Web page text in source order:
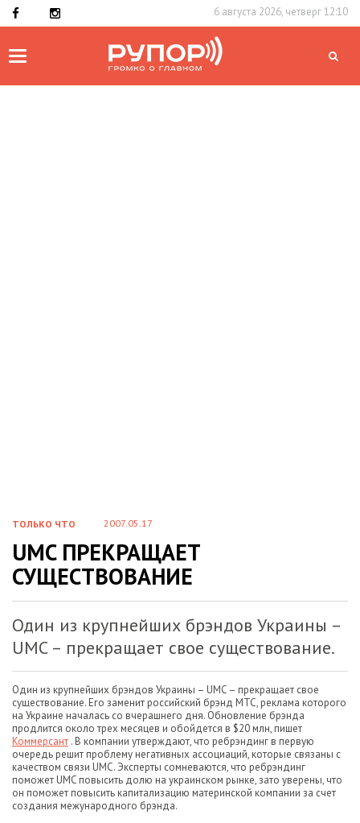
6 августа 2026, четверг 12:10
Toggle
ТОЛЬКО ЧТО 2007.05.17
UMC ПРЕКРАЩАЕТ
СУЩЕСТВОВАНИЕ
Один из крупнейших брэндов Украины –
UMC – прекращает свое существование.
Один из крупнейших брэндов Украины – UMC – прекращает свое
существование. Его заменит российский брэнд МТС, реклама которого
на Украине началась со вчерашнего дня. Обновление брэнда
продлится около трех месяцев и обойдется в $20 млн, пишет
Коммерсант . В компании утверждают, что ребрэндинг в первую
очередь решит проблему негативных ассоциаций, которые связаны с
качеством связи UMC. Эксперты сомневаются, что ребрэндинг
поможет UMC повысить долю на украинском рынке, зато уверены, что
он поможет повысить капитализацию материнской компании за счет
создания межународного брэнда.